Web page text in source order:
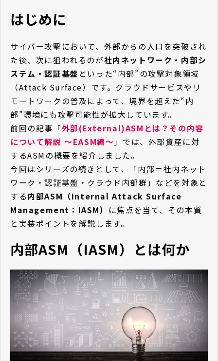
はじめに
サイバー攻撃において、外部からの入口を突破され
た後、次に狙われるのが社内ネットワーク・内部シ
ステム・認証基盤 といった“内部”の攻撃対象領域
（Attack Surface）です。クラウドサービスやリ
モートワークの普及によって、境界を超えた“内
部”環境にも攻撃可能性が拡大しています。
前回の記事「外部(External)ASMとは？その内容
について解説 ～EASM編～」では、外部資産に対
するASMの概要を紹介しました。
今回はシリーズの続きとして、「内部＝社内ネット
ワーク・認証基盤・クラウド内部群」などを対象と
する内部ASM（Internal Attack Surface
Management：IASM） に焦点を当て、その本質
と実装ポイントを解説します。
内部ASM（IASM）とは何か